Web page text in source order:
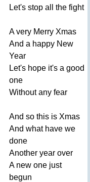
Let's stop all the fight
A very Merry Xmas
And a happy New
Year
Let's hope it's a good
one
Without any fear
And so this is Xmas
And what have we
done
Another year over
A new one just
begun